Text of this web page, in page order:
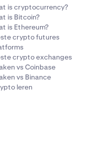
is cryptocurrency?
is Bitcoin?
is Ethereum?
crypto futures
crypto exchanges
vs Coinbase
vs Binance
leren